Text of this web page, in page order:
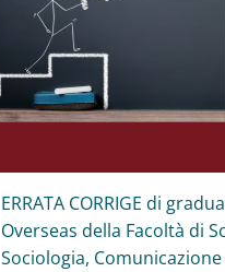
Titolo card:
ERRATA CORRIGE di
Overseas della Facoltà di
Sociologia, Comunicazione